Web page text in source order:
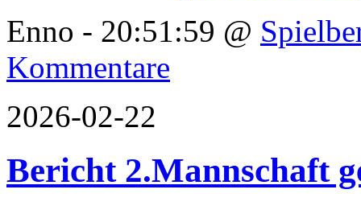
Enno - 20:51:59 @
Kommentare
2026-02-22
Bericht 2.Mannschaft